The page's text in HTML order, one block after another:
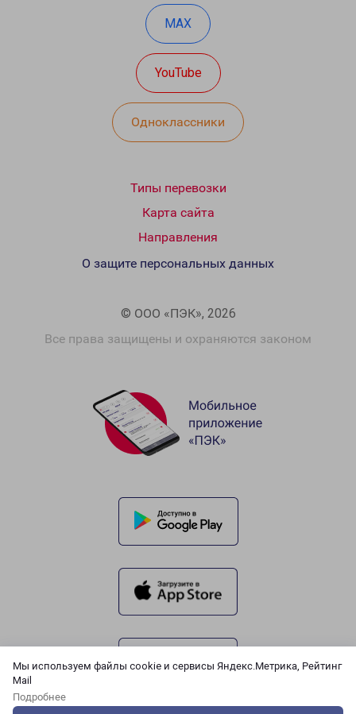
Мы используем файлы cookie и сервисы Яндекс.Метрика, Рейтинг
Mail
Подробнее
MAX
YouTube
Одноклассники
Типы перевозки
Карта сайта
Направления
© ООО «ПЭК», 2026
Все права защищены и охраняются законом
О защите персональных данных